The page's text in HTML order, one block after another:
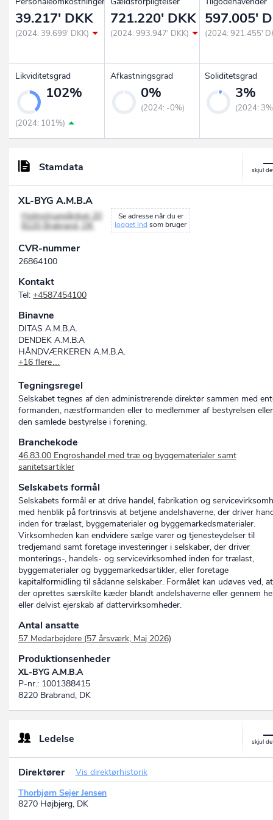
39.217' DKK
(2024: 39.699' DKK)
721.220' DKK
(2024: 993.947' DKK)
597.005'
(2024: 921.455'
Likviditetsgrad
102%
(2024: 101%)
Afkastningsgrad
0%
(2024: -0%)
Soliditetsgrad
3%
(2024:
Stamdata
XL-BYG A.M.B.A
Holmstrupgårdvej 20
8220 Brabrand, DK
Se adresse når du er
logget ind som bruger
CVR-nummer
26864100
Kontakt
Tel: +4587454100
Binavne
DITAS A.M.B.A.
DENDEK A.M.B.A
HÅNDVÆRKEREN A.M.B.A.
DANSK INTERPARES A.M.B.A.
DABA BYG OG BO A.M.B.A.
DABA BYGGEKRAM A.M.B.A.
DABYFA A.M.B.A.
H-BYGGEKRAM A.M.B.A.
MESTERBESLAG A.M.B.A.
INPAS A.M.B.A.
DANTRÆ A.M.B.A.
IP KØKKEN/BAD A.M.B.A.
XL BYG A.M.B.A.
RÅD&DÅD BYGECENTER A.M.B.A.
BYGGEKRAM A.M.B.A.
PROFFEN A.M.B.A.
+16 flere…
Tegningsregel
Selskabet tegnes af den administrerende direktør sammen med
formanden, næstformanden eller to medlemmer af bestyrelsen
den samlede bestyrelse i forening.
Branchekode
46.83.00 Engroshandel med træ og byggematerialer samt
sanitetsartikler
Selskabets formål
Selskabets formål er at drive handel, fabrikation og
med henblik på fortrinsvis at betjene andelshaverne, der driver
inden for trælast, byggematerialer og byggemarkedsmaterialer.
Virksomheden kan endvidere sælge varer og tjenesteydelser til
tredjemand samt foretage investeringer i selskaber, der driver
monterings-, handels- og servicevirksomhed inden for trælast,
byggematerialer og byggemarkedsartikler, eller foretage
kapitalformidling til sådanne selskaber. Formålet kan udøves ved, at
der oprettes særskilte kæder blandt andelshaverne eller gennem
eller delvist ejerskab af dattervirksomheder.
Antal ansatte
57 Medarbejdere (57 årsværk, Maj 2026)
Produktionsenheder
XL-BYG A.M.B.A
P-nr.: 1001388415
8220 Brabrand, DK
Ledelse
Direktører
Vis direktørhistorik
Thorbjørn Sejer Jensen
8270 Højbjerg, DK